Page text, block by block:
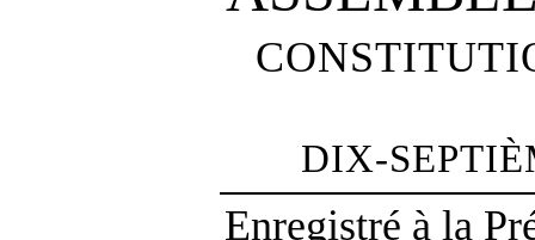
DIX-
Enregistré à la